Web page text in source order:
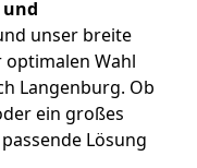
unser breite
optimalen Wahl
Langenburg. Ob
ein großes
Lösung